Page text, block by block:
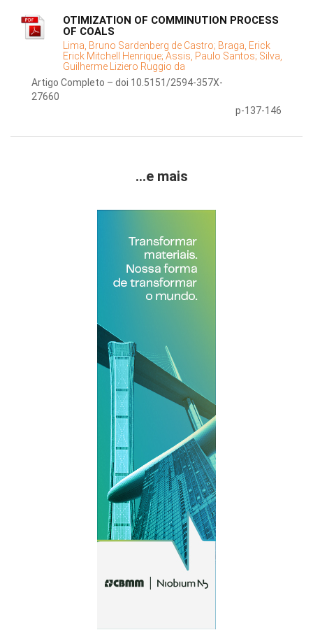
OTIMIZATION OF COMMINUTION PROCESS
OF COALS
Lima, Bruno Sardenberg de Castro; Braga, Erick
Erick Mitchell Henrique; Assis, Paulo Santos; Silva,
Guilherme Liziero Ruggio da
Artigo Completo – doi 10.5151/2594-357X-
27660
p-137-146
...e mais